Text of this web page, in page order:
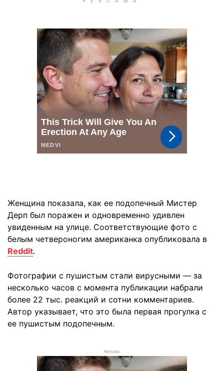
Женщина показала, как ее подопечный Мистер
Дерп был поражен и одновременно удивлен
увиденным на улице. Соответствующие фото с
белым четвероногим американка опубликовала в
Reddit.
Фотографии с пушистым стали вирусными — за
несколько часов с момента публикации набрали
более 22 тыс. реакций и сотни комментариев.
Автор указывает, что это была первая прогулка с
ее пушистым подопечным.
РЕКЛАМА